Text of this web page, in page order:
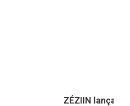
ZÉZIIN lança